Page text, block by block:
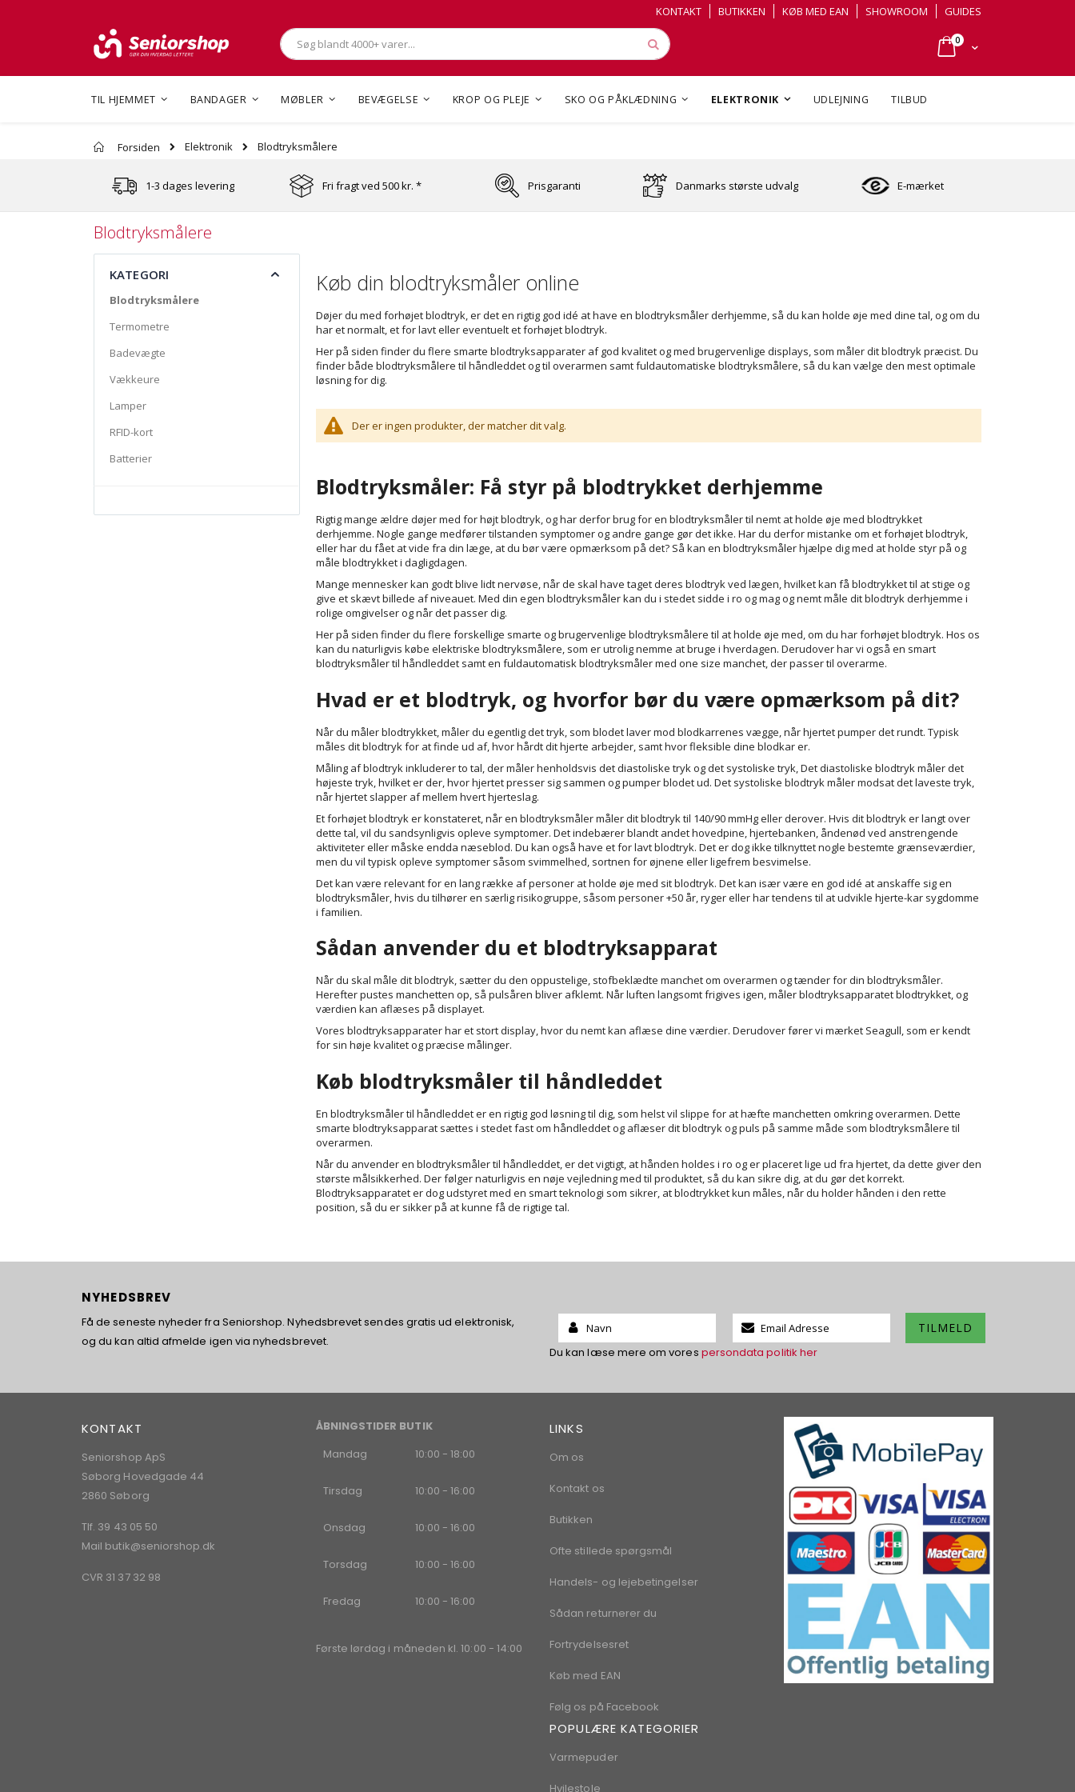
Cart
0varer
Søg
Søg
to
to
KONTAKT BUTIKKEN KØB MED EAN SHOWROOM GUIDES
TIL HJEMMET BANDAGER MØBLER BEVÆGELSE KROP OG PLEJE SKO OG PÅKLÆDNING ELEKTRONIK UDLEJNING TILBUD
Forsiden Elektronik Blodtryksmålere
1-3 dages levering Fri fragt ved 500 kr. * Prisgaranti Danmarks største udvalg E-mærket
Blodtryksmålere
Køb din blodtryksmåler online
Døjer du med forhøjet blodtryk, er det en rigtig god idé at have en blodtryksmåler derhjemme, så du kan holde øje med dine tal, og om du
har et normalt, et for lavt eller eventuelt et forhøjet blodtryk.
Her på siden finder du flere smarte blodtryksapparater af god kvalitet og med brugervenlige displays, som måler dit blodtryk præcist. Du
finder både blodtryksmålere til håndleddet og til overarmen samt fuldautomatiske blodtryksmålere, så du kan vælge den mest optimale
løsning for dig.
Der er ingen produkter, der matcher dit valg.
Blodtryksmåler: Få styr på blodtrykket derhjemme
Rigtig mange ældre døjer med for højt blodtryk, og har derfor brug for en blodtryksmåler til nemt at holde øje med blodtrykket
derhjemme. Nogle gange medfører tilstanden symptomer og andre gange gør det ikke. Har du derfor mistanke om et forhøjet blodtryk,
eller har du fået at vide fra din læge, at du bør være opmærksom på det? Så kan en blodtryksmåler hjælpe dig med at holde styr på og
måle blodtrykket i dagligdagen.
Mange mennesker kan godt blive lidt nervøse, når de skal have taget deres blodtryk ved lægen, hvilket kan få blodtrykket til at stige og
give et skævt billede af niveauet. Med din egen blodtryksmåler kan du i stedet sidde i ro og mag og nemt måle dit blodtryk derhjemme i
rolige omgivelser og når det passer dig.
Her på siden finder du flere forskellige smarte og brugervenlige blodtryksmålere til at holde øje med, om du har forhøjet blodtryk. Hos os
kan du naturligvis købe elektriske blodtryksmålere, som er utrolig nemme at bruge i hverdagen. Derudover har vi også en smart
blodtryksmåler til håndleddet samt en fuldautomatisk blodtryksmåler med one size manchet, der passer til overarme.
Hvad er et blodtryk, og hvorfor bør du være opmærksom på dit?
Når du måler blodtrykket, måler du egentlig det tryk, som blodet laver mod blodkarrenes vægge, når hjertet pumper det rundt. Typisk
måles dit blodtryk for at finde ud af, hvor hårdt dit hjerte arbejder, samt hvor fleksible dine blodkar er.
Måling af blodtryk inkluderer to tal, der måler henholdsvis det diastoliske tryk og det systoliske tryk, Det diastoliske blodtryk måler det
højeste tryk, hvilket er der, hvor hjertet presser sig sammen og pumper blodet ud. Det systoliske blodtryk måler modsat det laveste tryk,
når hjertet slapper af mellem hvert hjerteslag.
Et forhøjet blodtryk er konstateret, når en blodtryksmåler måler dit blodtryk til 140/90 mmHg eller derover. Hvis dit blodtryk er langt over
dette tal, vil du sandsynligvis opleve symptomer. Det indebærer blandt andet hovedpine, hjertebanken, åndenød ved anstrengende
aktiviteter eller måske endda næseblod. Du kan også have et for lavt blodtryk. Det er dog ikke tilknyttet nogle bestemte grænseværdier,
men du vil typisk opleve symptomer såsom svimmelhed, sortnen for øjnene eller ligefrem besvimelse.
Det kan være relevant for en lang række af personer at holde øje med sit blodtryk. Det kan især være en god idé at anskaffe sig en
blodtryksmåler, hvis du tilhører en særlig risikogruppe, såsom personer +50 år, ryger eller har tendens til at udvikle hjerte-kar sygdomme
i familien.
Sådan anvender du et blodtryksapparat
Når du skal måle dit blodtryk, sætter du den oppustelige, stofbeklædte manchet om overarmen og tænder for din blodtryksmåler.
Herefter pustes manchetten op, så pulsåren bliver afklemt. Når luften langsomt frigives igen, måler blodtryksapparatet blodtrykket, og
værdien kan aflæses på displayet.
Vores blodtryksapparater har et stort display, hvor du nemt kan aflæse dine værdier. Derudover fører vi mærket Seagull, som er kendt
for sin høje kvalitet og præcise målinger.
Køb blodtryksmåler til håndleddet
En blodtryksmåler til håndleddet er en rigtig god løsning til dig, som helst vil slippe for at hæfte manchetten omkring overarmen. Dette
smarte blodtryksapparat sættes i stedet fast om håndleddet og aflæser dit blodtryk og puls på samme måde som blodtryksmålere til
overarmen.
Når du anvender en blodtryksmåler til håndleddet, er det vigtigt, at hånden holdes i ro og er placeret lige ud fra hjertet, da dette giver den
største målsikkerhed. Der følger naturligvis en nøje vejledning med til produktet, så du kan sikre dig, at du gør det korrekt.
Blodtryksapparatet er dog udstyret med en smart teknologi som sikrer, at blodtrykket kun måles, når du holder hånden i den rette
position, så du er sikker på at kunne få de rigtige tal.
KATEGORI
Blodtryksmålere
Termometre
Badevægte
Vækkeure
Lamper
RFID-kort
Batterier
NYHEDSBREV
Få de seneste nyheder fra Seniorshop. Nyhedsbrevet sendes gratis ud elektronisk,
og du kan altid afmelde igen via nyhedsbrevet.
Name:
Tilmeld
dig
vores
TILMELD
Du kan læse mere om vores persondata politik her
KONTAKT
Seniorshop ApS
Søborg Hovedgade 44
2860 Søborg
Tlf. 39 43 05 50
Mail butik@seniorshop.dk
CVR 31 37 32 98
ÅBNINGSTIDER BUTIK
Mandag
10:00 - 18:00
Tirsdag 10:00 - 16:00
Onsdag 10:00 - 16:00
Torsdag 10:00 - 16:00
Fredag 10:00 - 16:00
Første lørdag i måneden kl. 10:00 - 14:00
LINKS
Om os
Kontakt os
Butikken
Ofte stillede spørgsmål
Handels- og lejebetingelser
Sådan returnerer du
Fortrydelsesret
Køb med EAN
Følg os på Facebook
POPULÆRE KATEGORIER
Varmepuder
Hvilestole